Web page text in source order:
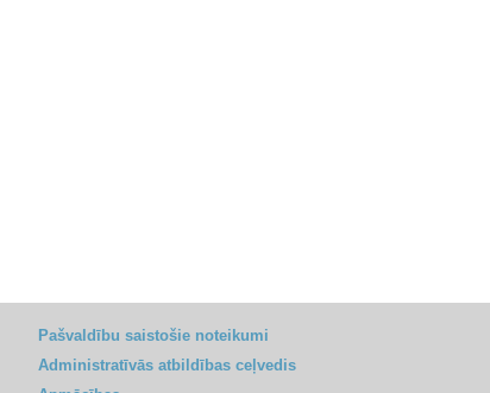
Pašvaldību saistošie noteikumi
Administratīvās atbildības ceļvedis